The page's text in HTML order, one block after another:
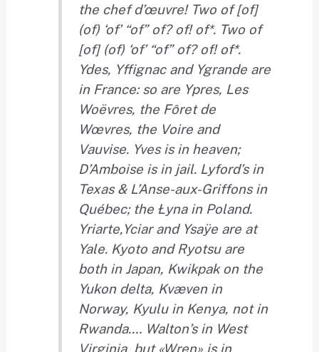
the chef d’œuvre! Two of [of]
(of)‘of’“of”of?of!of*. Two of
[of](of)‘of’“of”of?of!of*.
Ydes, Yffignac and Ygrande are
in France: so are Ypres, Les
Woëvres, the Fôret de
Wœvres, the Voire and
Vauvise. Yves is in heaven;
D’Amboise is in jail. Lyford’s in
Texas & L’Anse-aux-Griffons in
Québec; the Łyna in Poland.
Yriarte,Yciar and Ysaÿe are at
Yale. Kyoto and Ryotsu are
both in Japan, Kwikpak on the
Yukon delta, Kvæven in
Norway, Kyulu in Kenya, not in
Rwanda.… Walton’s in West
Virginia, but «Wren» is in